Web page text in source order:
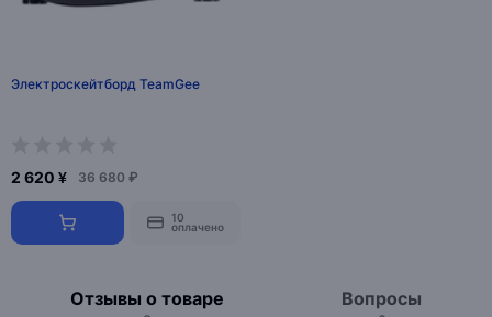
Электроскейтборд TeamGee
2 620 ¥ 36 680 ₽
10
оплачено
Отзывы о товаре Вопросы